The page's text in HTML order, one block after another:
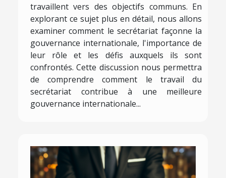
travaillent vers des objectifs communs. En
explorant ce sujet plus en détail, nous allons
examiner comment le secrétariat façonne la
gouvernance internationale, l'importance de
leur rôle et les défis auxquels ils sont
confrontés. Cette discussion nous permettra
de comprendre comment le travail du
secrétariat contribue à une meilleure
gouvernance internationale...